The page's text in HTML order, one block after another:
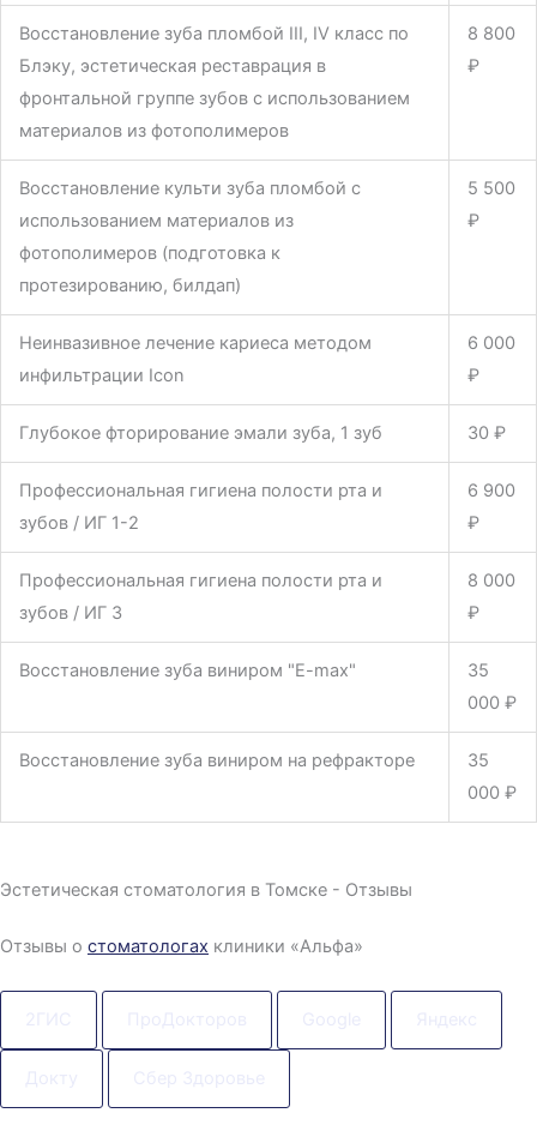
Восстановление зуба пломбой III, IV класс по
Блэку, эстетическая реставрация в
фронтальной группе зубов с использованием
материалов из фотополимеров
8 800
₽
Восстановление культи зуба пломбой с
использованием материалов из
фотополимеров (подготовка к
протезированию, билдап)
5 500
₽
Неинвазивное лечение кариеса методом
инфильтрации Icon
6 000
₽
Глубокое фторирование эмали зуба, 1 зуб 30 ₽
Профессиональная гигиена полости рта и
зубов / ИГ 1-2
6 900
₽
Профессиональная гигиена полости рта и
зубов / ИГ 3
8 000
₽
Восстановление зуба виниром "E-max"
35
000 ₽
Восстановление зуба виниром на рефракторе
35
000 ₽
Эстетическая стоматология в Томске - Отзывы
Отзывы о стоматологах клиники «Альфа»